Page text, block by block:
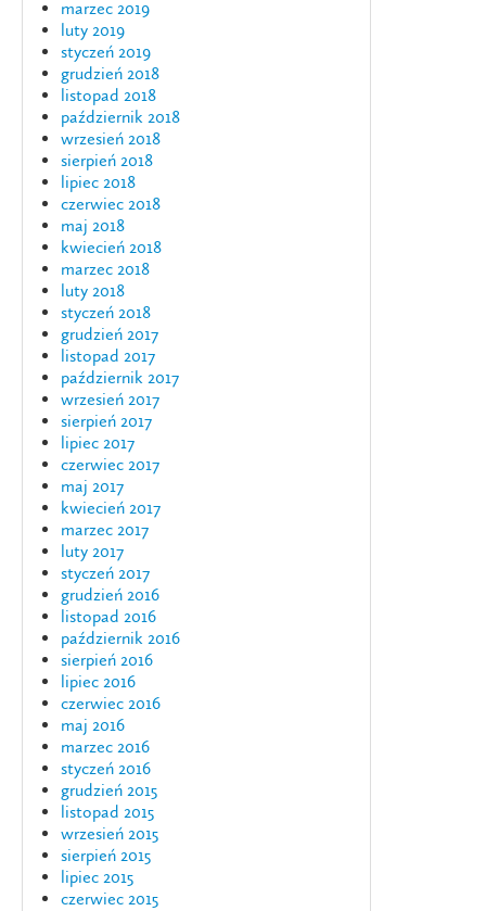
marzec 2019
luty 2019
styczeń 2019
grudzień 2018
listopad 2018
październik 2018
wrzesień 2018
sierpień 2018
lipiec 2018
czerwiec 2018
maj 2018
kwiecień 2018
marzec 2018
luty 2018
styczeń 2018
grudzień 2017
listopad 2017
październik 2017
wrzesień 2017
sierpień 2017
lipiec 2017
czerwiec 2017
maj 2017
kwiecień 2017
marzec 2017
luty 2017
styczeń 2017
grudzień 2016
listopad 2016
październik 2016
sierpień 2016
lipiec 2016
czerwiec 2016
maj 2016
marzec 2016
styczeń 2016
grudzień 2015
listopad 2015
wrzesień 2015
sierpień 2015
lipiec 2015
czerwiec 2015